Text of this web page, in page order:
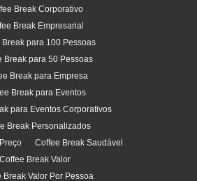
Break Corporativo
Break Empresarial
Break para 100 Pessoas
Break para 50 Pessoas
Break para Empresa
Break para Eventos
para Eventos Corporativos
Break Personalizados
Coffee Break Saudável
Coffee Break Valor
Break Valor Por Pessoa